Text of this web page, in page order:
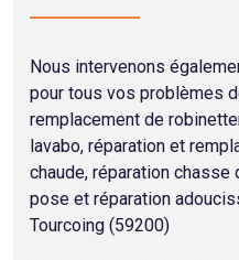
Nous intervenons
pour tous vos problèmes
remplacement de
lavabo, réparation et
chaude, réparation chasse
pose et réparation
Tourcoing (59200)